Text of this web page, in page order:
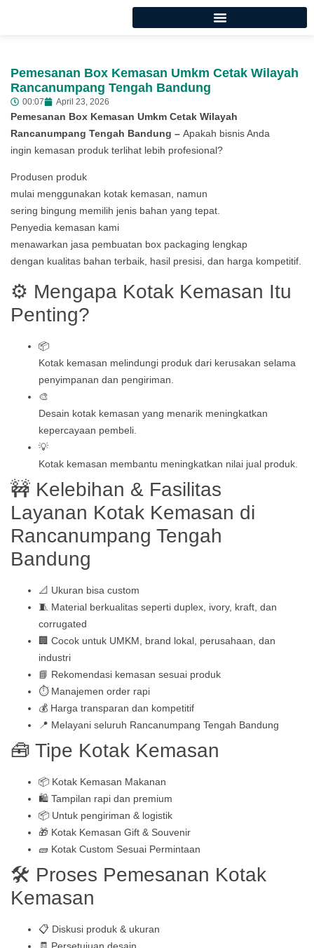
Pemesanan Box Kemasan Umkm Cetak Wilayah
Rancanumpang Tengah Bandung
00:07 April 23, 2026
Pemesanan Box Kemasan Umkm Cetak Wilayah
Rancanumpang Tengah Bandung – Apakah bisnis Anda
ingin kemasan produk terlihat lebih profesional?
Produsen produk
mulai menggunakan kotak kemasan, namun
sering bingung memilih jenis bahan yang tepat.
Penyedia kemasan kami
menawarkan jasa pembuatan box packaging lengkap
dengan kualitas bahan terbaik, hasil presisi, dan harga kompetitif.
⚙️ Mengapa Kotak Kemasan Itu
Penting?
📦
Kotak kemasan melindungi produk dari kerusakan selama
penyimpanan dan pengiriman.
🎨
Desain kotak kemasan yang menarik meningkatkan
kepercayaan pembeli.
💡
Kotak kemasan membantu meningkatkan nilai jual produk.
🚧 Kelebihan & Fasilitas
Layanan Kotak Kemasan di
Rancanumpang Tengah
Bandung
📐 Ukuran bisa custom
🧵 Material berkualitas seperti duplex, ivory, kraft, dan
corrugated
🏢 Cocok untuk UMKM, brand lokal, perusahaan, dan
industri
📘 Rekomendasi kemasan sesuai produk
⏱️ Manajemen order rapi
💰 Harga transparan dan kompetitif
📍 Melayani seluruh Rancanumpang Tengah Bandung
🧰 Tipe Kotak Kemasan
📦 Kotak Kemasan Makanan
🛍️ Tampilan rapi dan premium
📦 Untuk pengiriman & logistik
🎁 Kotak Kemasan Gift & Souvenir
🧱 Kotak Custom Sesuai Permintaan
🛠️ Proses Pemesanan Kotak
Kemasan
📋 Diskusi produk & ukuran
🧾 Persetujuan desain